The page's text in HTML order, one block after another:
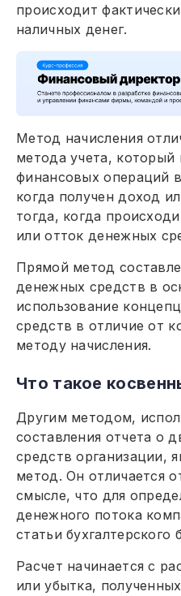
происходит
наличных денег.
Метод начисления
метода учета, который
финансовых операций
когда получен доход
тогда, когда
или отток денежных
Прямой метод
денежных средств в
использование
средств в отличие от
методу начисления.
Что такое
Другим методом,
составления отчета о
средств организации,
метод. Он отличается
смысле, что для
денежного потока
статьи бухгалтерского
Расчет начинается с
или убытка,